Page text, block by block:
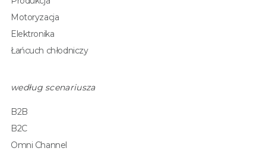
Motoryzacja
Elektronika
Łańcuch chłodniczy
według scenariusza
B2B
B2C
Omni Channel